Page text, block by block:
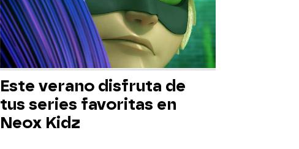
Este verano disfruta de
tus series favoritas en
Neox Kidz